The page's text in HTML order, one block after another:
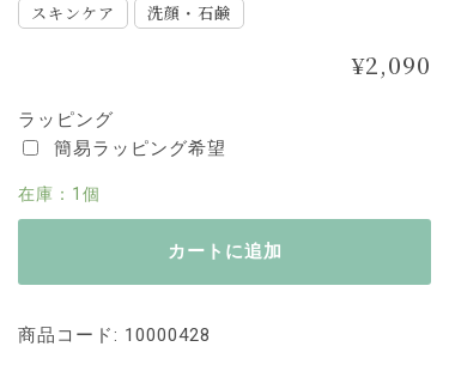
¥2,090
スキンケア 洗顔・石鹸
ラッピング
簡易ラッピング希望
在庫：1個
カートに追加
商品コード: 10000428